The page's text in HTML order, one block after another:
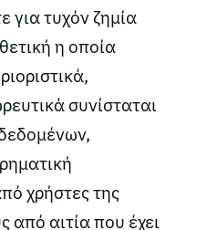
για τυχόν ζημία
η οποία
συνίσταται
χρήστες της
από αιτία που έχει